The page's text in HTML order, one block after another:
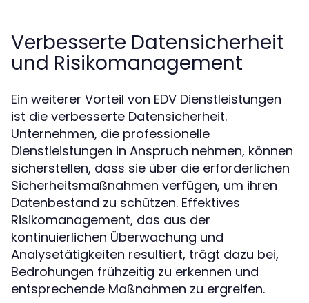
Verbesserte Datensicherheit
und Risikomanagement
Ein weiterer Vorteil von EDV Dienstleistungen
ist die verbesserte Datensicherheit.
Unternehmen, die professionelle
Dienstleistungen in Anspruch nehmen, können
sicherstellen, dass sie über die erforderlichen
Sicherheitsmaßnahmen verfügen, um ihren
Datenbestand zu schützen. Effektives
Risikomanagement, das aus der
kontinuierlichen Überwachung und
Analysetätigkeiten resultiert, trägt dazu bei,
Bedrohungen frühzeitig zu erkennen und
entsprechende Maßnahmen zu ergreifen.